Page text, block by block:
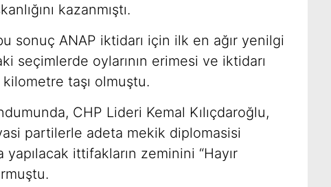
kazanmıştı.
sonuç ANAP iktidarı için ilk en ağır yenilgi
seçimlerde oylarının erimesi ve iktidarı
taşı olmuştu.
CHP Lideri Kemal Kılıçdaroğlu,
partilerle adeta mekik diplomasisi
ittifakların zeminini “Hayır